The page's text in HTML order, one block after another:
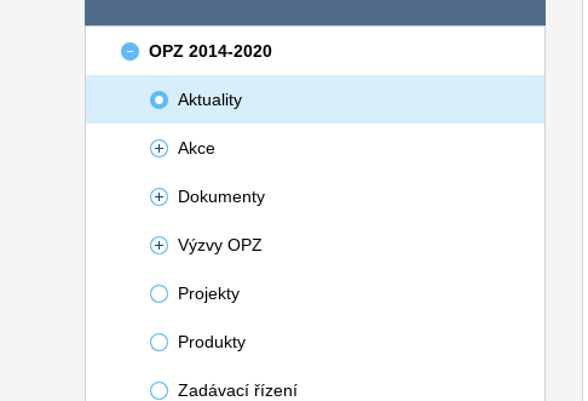
OPZ 2014-2020
Aktuality
Akce
Dokumenty
Výzvy OPZ
Projekty
Produkty
Zadávací řízení